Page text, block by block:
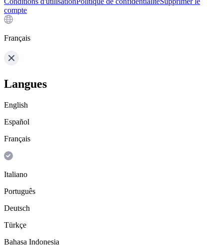
compte
Français
Langues
English
Español
Français
Italiano
Português
Deutsch
Türkçe
Bahasa Indonesia